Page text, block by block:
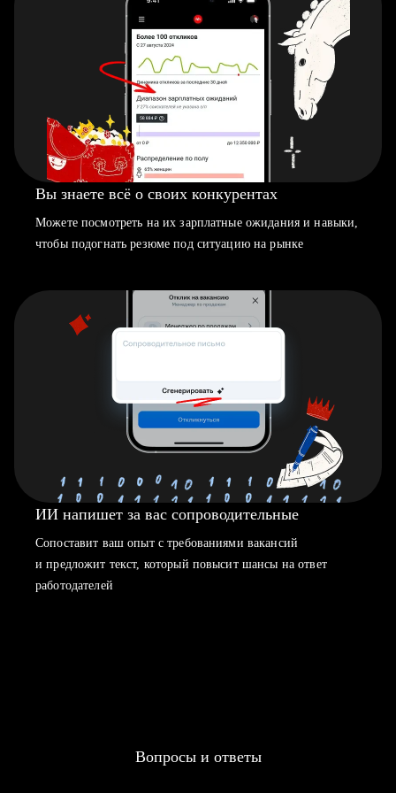
Вы знаете всё о своих конкурентах
Можете посмотреть на их зарплатные ожидания и навыки,
чтобы подогнать резюме под ситуацию на рынке
ИИ напишет за вас сопроводительные
Сопоставит ваш опыт с требованиями вакансий
и предложит текст, который повысит шансы на ответ
работодателей
Вопросы и ответы